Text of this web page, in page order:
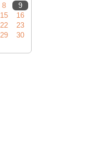
8
9
15
16
22
23
29
30